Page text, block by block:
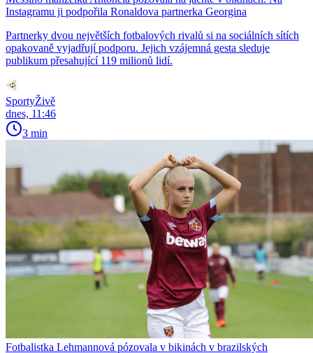
Instagramu ji podpořila Ronaldova partnerka Georgina
Partnerky dvou největších fotbalových rivalů si na sociálních sítích
opakovaně vyjadřují podporu. Jejich vzájemná gesta sleduje
publikum přesahující 119 milionů lidí.
SportyŽivě
dnes, 11:46
3 min
Fotbalistka Lehmannová pózovala v bikinách v brazilských